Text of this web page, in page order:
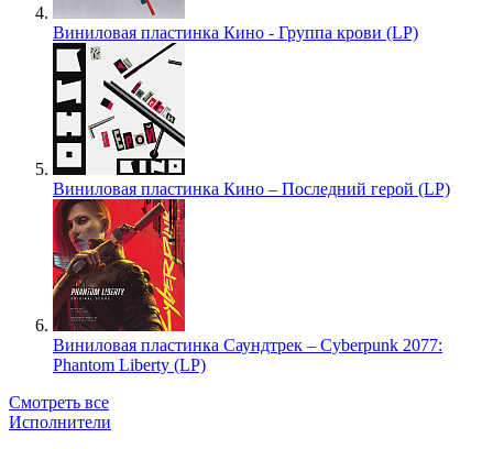
Виниловая пластинка Кино - Группа крови (LP)
Виниловая пластинка Кино – Последний герой (LP)
Виниловая пластинка Саундтрек – Cyberpunk 2077:
Phantom Liberty (LP)
Смотреть все
Исполнители